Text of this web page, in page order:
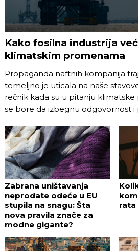
Kako fosilna industrija
klimatskim promenama
Propaganda naftnih kompanija
temeljno je uticala na naše
rečnik kada su u pitanju
se bore da izbegnu odgovornost i
Zabrana uništavanja
neprodate odeće u EU
stupila na snagu: Šta
nova pravila znače za
modne gigante?
rata